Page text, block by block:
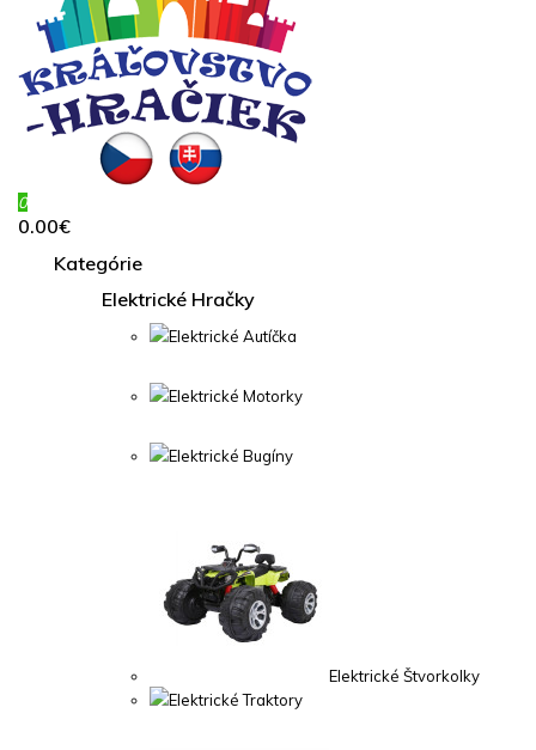
0
0.00€
Kategórie
Elektrické Hračky
Elektrické Autíčka
Elektrické Motorky
Elektrické Bugíny
Elektrické Štvorkolky
Elektrické Traktory